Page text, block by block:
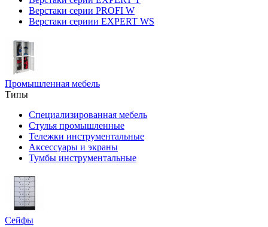
Верстаки серии PROFI W
Верстаки сериии EXPERT WS
Промышленная мебель
Типы
Специализированная мебель
Стулья промышленные
Тележки инструментальные
Аксессуары и экраны
Тумбы инструментальные
Сейфы